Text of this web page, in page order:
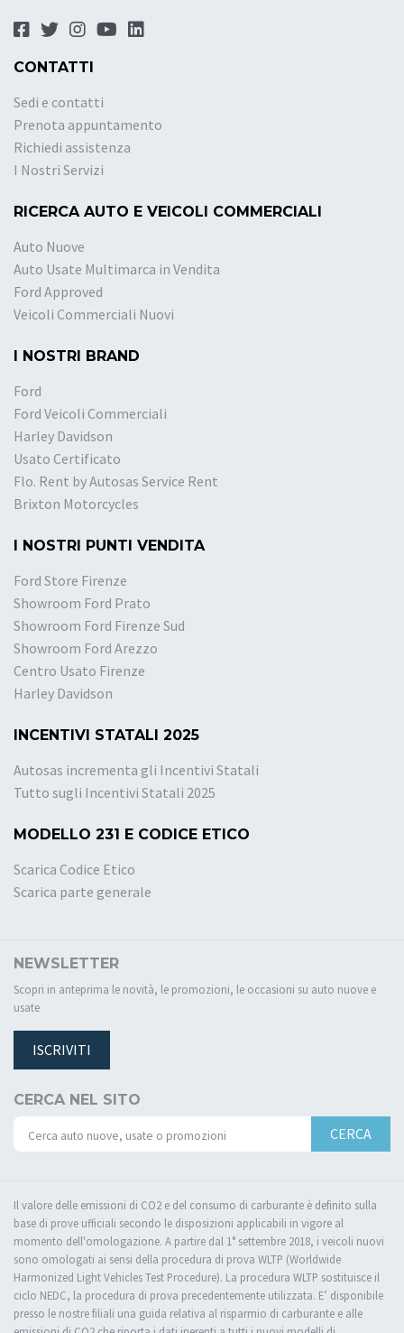
CONTATTI
Sedi e contatti
Prenota appuntamento
Richiedi assistenza
I Nostri Servizi
RICERCA AUTO E VEICOLI COMMERCIALI
Auto Nuove
Auto Usate Multimarca in Vendita
Ford Approved
Veicoli Commerciali Nuovi
I NOSTRI BRAND
Ford
Ford Veicoli Commerciali
Harley Davidson
Usato Certificato
Flo. Rent by Autosas Service Rent
Brixton Motorcycles
I NOSTRI PUNTI VENDITA
Ford Store Firenze
Showroom Ford Prato
Showroom Ford Firenze Sud
Showroom Ford Arezzo
Centro Usato Firenze
Harley Davidson
INCENTIVI STATALI 2025
Autosas incrementa gli Incentivi Statali
Tutto sugli Incentivi Statali 2025
MODELLO 231 E CODICE ETICO
Scarica Codice Etico
Scarica parte generale
NEWSLETTER
Scopri in anteprima le novità, le promozioni, le occasioni su auto nuove e
usate
ISCRIVITI
CERCA NEL SITO
CERCA
Il valore delle emissioni di CO2 e del consumo di carburante è definito sulla
base di prove ufficiali secondo le disposizioni applicabili in vigore al
momento dell'omologazione. A partire dal 1° settembre 2018, i veicoli nuovi
sono omologati ai sensi della procedura di prova WLTP (Worldwide
Harmonized Light Vehicles Test Procedure). La procedura WLTP sostituisce il
ciclo NEDC, la procedura di prova precedentemente utilizzata. E’ disponibile
presso le nostre filiali una guida relativa al risparmio di carburante e alle